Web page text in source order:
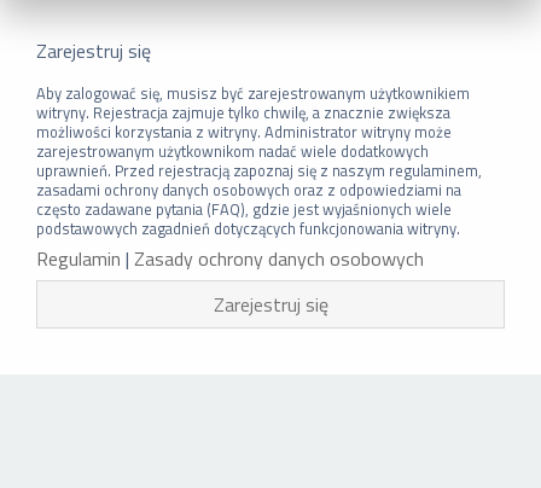
Zarejestruj się
Aby zalogować się, musisz być zarejestrowanym użytkownikiem
witryny. Rejestracja zajmuje tylko chwilę, a znacznie zwiększa
możliwości korzystania z witryny. Administrator witryny może
zarejestrowanym użytkownikom nadać wiele dodatkowych
uprawnień. Przed rejestracją zapoznaj się z naszym regulaminem,
zasadami ochrony danych osobowych oraz z odpowiedziami na
często zadawane pytania (FAQ), gdzie jest wyjaśnionych wiele
podstawowych zagadnień dotyczących funkcjonowania witryny.
Regulamin | Zasady ochrony danych osobowych
Zarejestruj się